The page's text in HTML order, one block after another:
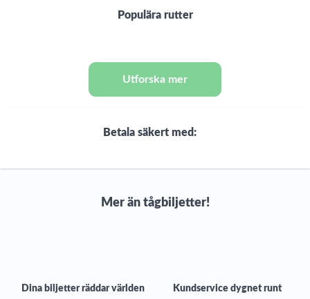
Populära rutter
Utforska mer
Betala säkert med:
Mer än tågbiljetter!
Dina biljetter räddar världen Kundservice dygnet runt